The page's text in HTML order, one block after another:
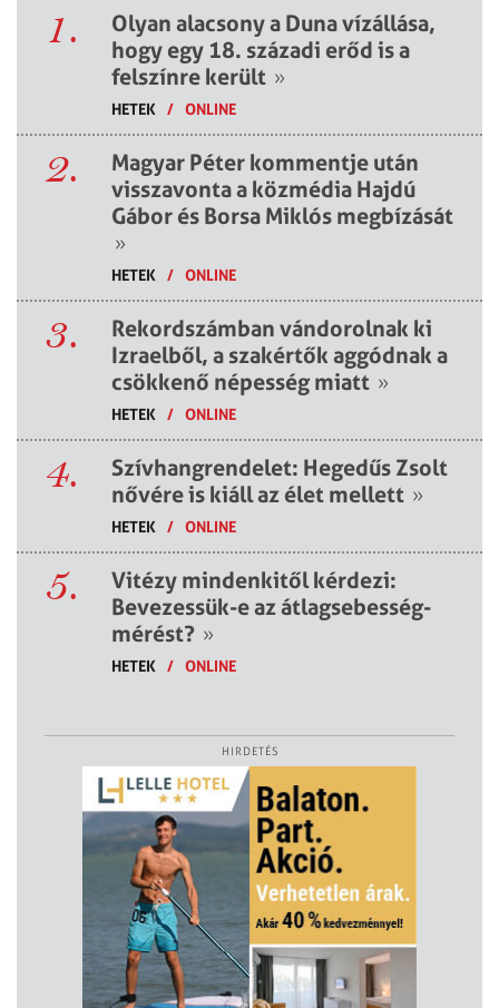
1.
Olyan alacsony a Duna vízállása,
hogy egy 18. századi erőd is a
felszínre került »
HETEK / ONLINE
2.
Magyar Péter kommentje után
visszavonta a közmédia Hajdú
Gábor és Borsa Miklós megbízását
»
HETEK / ONLINE
3.
Rekordszámban vándorolnak ki
Izraelből, a szakértők aggódnak a
csökkenő népesség miatt »
HETEK / ONLINE
4.
Szívhangrendelet: Hegedűs Zsolt
nővére is kiáll az élet mellett »
HETEK / ONLINE
5.
Vitézy mindenkitől kérdezi:
Bevezessük-e az átlagsebesség-
mérést? »
HETEK / ONLINE
HIRDETÉS